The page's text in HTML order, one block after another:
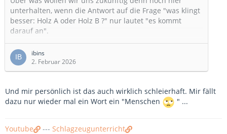
unterhalten, wenn die Antwort auf die Frage "was klingt
besser: Holz A oder Holz B ?" nur lautet "es kommt
darauf an".
Und zwar auf Drummer, Stöcke, Kopfform der Sticks,
Felle (Hersteller), Beschichtung der Felle, Stimmung (der
Felle), Stimmung (des Drummers), Anschlagstärke,
Anschlagtechnik, Mikrofon(e), Interface, ggf
Raumes (gemessen), Dämpfung des Raumes (gefühlt),…
ibins
2. Februar 2026
Und mir persönlich ist das auch wirklich schleierhaft. Mir fällt
dazu nur wieder mal ein Wort ein "Menschen
" ...
Youtube --- Schlagzeugunterricht